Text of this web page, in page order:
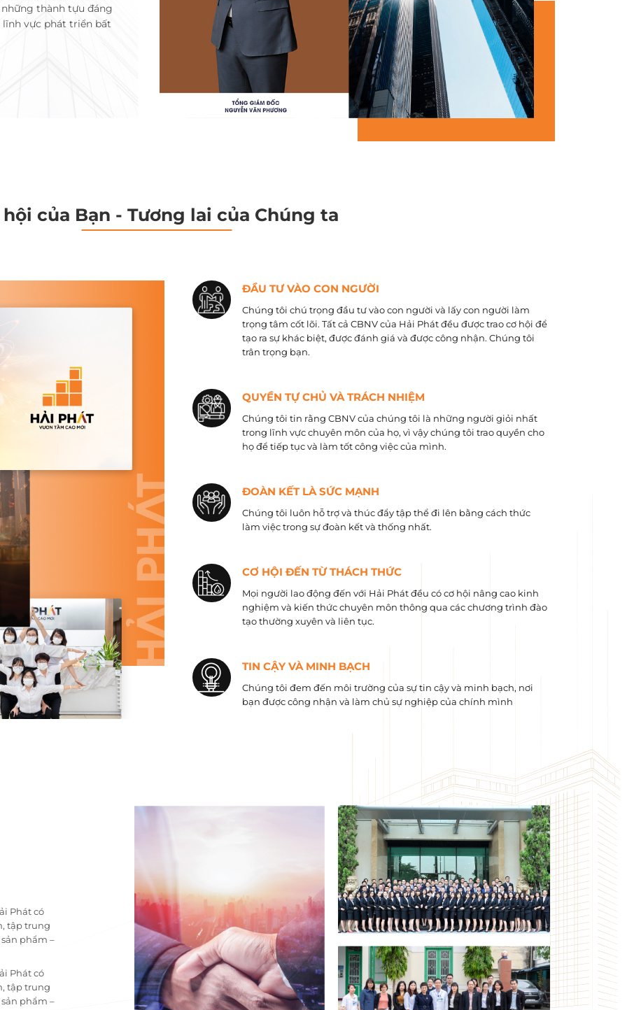
những thành tựu đáng
vực phát triển bất
hội của Bạn - Tương lai của Chúng ta
ĐẦU TƯ VÀO CON NGƯỜI
Chúng tôi chú trọng đầu tư vào con người và lấy con người làm
trọng tâm cốt lõi. Tất cả CBNV của Hải Phát đều được trao cơ hội để
tạo ra sự khác biệt, được đánh giá và được công nhận. Chúng tôi
trân trọng bạn.
QUYỀN TỰ CHỦ VÀ TRÁCH NHIỆM
Chúng tôi tin rằng CBNV của chúng tôi là những người giỏi nhất
trong lĩnh vực chuyên môn của họ, vì vậy chúng tôi trao quyền cho
họ để tiếp tục và làm tốt công việc của mình.
ĐOÀN KẾT LÀ SỨC MẠNH
Chúng tôi luôn hỗ trợ và thúc đẩy tập thể đi lên bằng cách thức
làm việc trong sự đoàn kết và thống nhất.
CƠ HỘI ĐẾN TỪ THÁCH THỨC
Mọi người lao động đến với Hải Phát đều có cơ hội nâng cao kinh
nghiệm và kiến ​​thức chuyên môn thông qua các chương trình đào
tạo thường xuyên và liên tục.
TIN CẬY VÀ MINH BẠCH
Chúng tôi đem đến môi trường của sự tin cậy và minh bạch, nơi
bạn được công nhận và làm chủ sự nghiệp của chính mình
Phát có
tập trung
phẩm –
Phát có
tập trung
phẩm –